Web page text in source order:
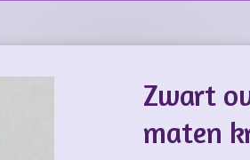
Zwart
maten